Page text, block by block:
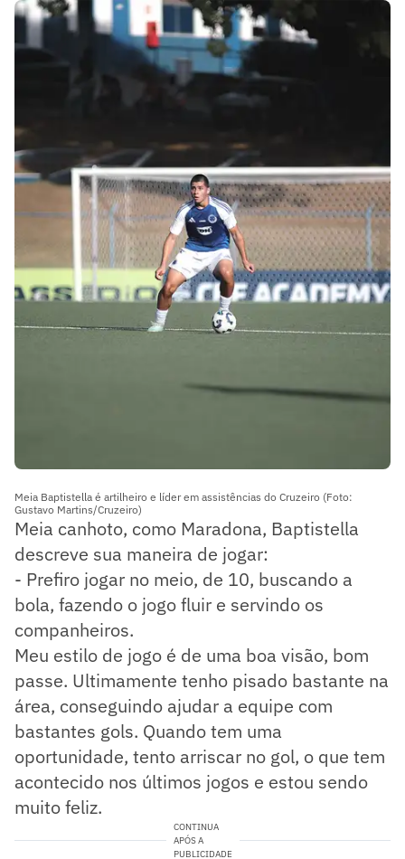
Meia Baptistella é artilheiro e líder em assistências do Cruzeiro (Foto:
Gustavo Martins/Cruzeiro)
Meia canhoto, como Maradona, Baptistella
descreve sua maneira de jogar:
- Prefiro jogar no meio, de 10, buscando a
bola, fazendo o jogo fluir e servindo os
companheiros.
Meu estilo de jogo é de uma boa visão, bom
passe. Ultimamente tenho pisado bastante na
área, conseguindo ajudar a equipe com
bastantes gols. Quando tem uma
oportunidade, tento arriscar no gol, o que tem
acontecido nos últimos jogos e estou sendo
muito feliz.
CONTINUA
APÓS A
PUBLICIDADE